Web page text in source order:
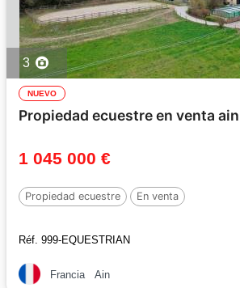
3
NUEVO
Propiedad ecuestre en venta ain
1 045 000 €
Propiedad ecuestre En venta
Réf. 999-EQUESTRIAN
Francia Ain